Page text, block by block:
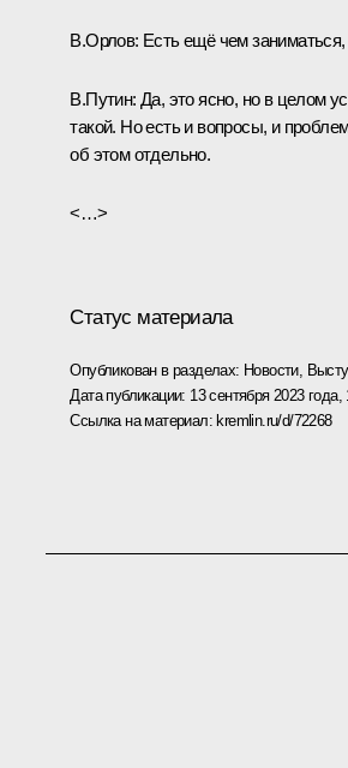
В.Орлов: Есть ещё чем
В.Путин: Да, это ясно, но в целом
такой. Но есть и вопросы, и
об этом отдельно.
<…>
Статус материала
Опубликован в разделах: Новости,
Дата публикации: 13 сентября 2023 года,
Ссылка на материал: kremlin.ru/d/72268